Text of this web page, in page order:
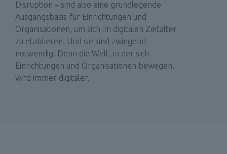
Disruption – sind also eine grundlegende
Ausgangsbasis für Einrichtungen und
Organisationen, um sich im digitalen Zeitalter
zu etablieren. Und sie sind zwingend
notwendig. Denn die Welt, in der sich
Einrichtungen und Organisationen bewegen,
wird immer digitaler.